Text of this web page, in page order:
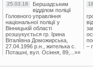
25.03.18
Бершадським
відділом поліції
Головного управління
національної поліції у
Вінницькій області
розшукується гр. Ірина
Віталіївна Доможирська,
27.04.1996 р.н., жителька с.
Поташні, вул. Осіння, 89,...»»
–